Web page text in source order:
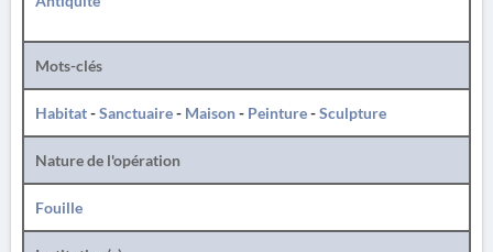
Mots-clés
Habitat-Sanctuaire- Maison- Peinture-Sculpture
Nature de l'opération
Fouille